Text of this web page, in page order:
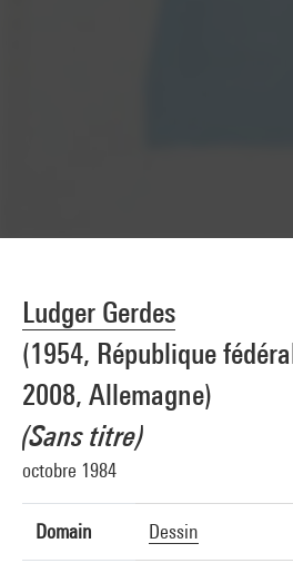
Ludger Gerdes
(1954, République
2008, Allemagne)
(Sans titre)
octobre 1984
Domain Dessin